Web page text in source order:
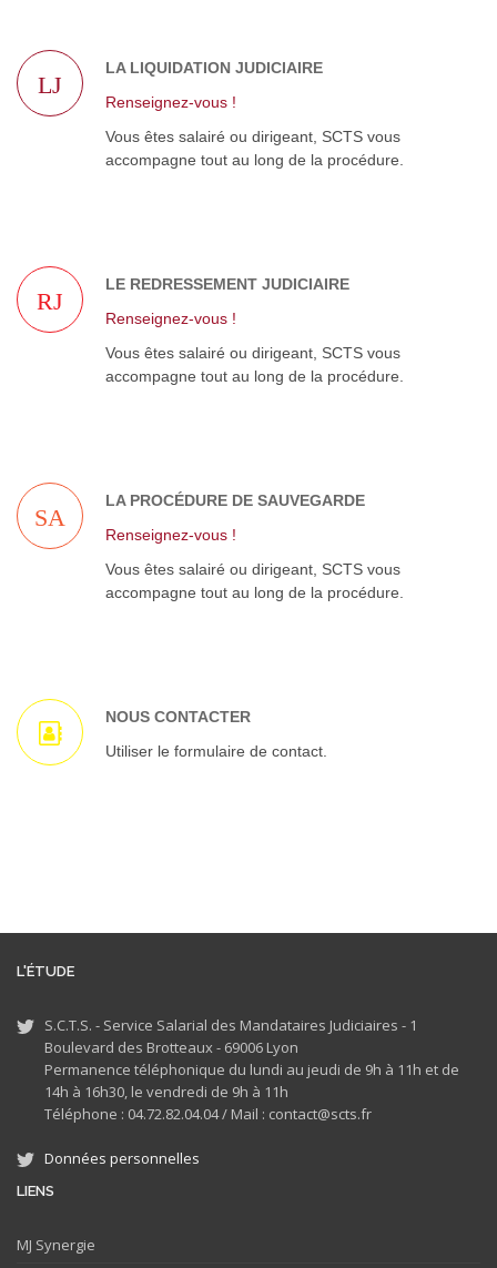
LA LIQUIDATION JUDICIAIRE
LJ
Renseignez-vous !
Vous êtes salairé ou dirigeant, SCTS vous
accompagne tout au long de la procédure.
LE REDRESSEMENT JUDICIAIRE
RJ
Renseignez-vous !
Vous êtes salairé ou dirigeant, SCTS vous
accompagne tout au long de la procédure.
LA PROCÉDURE DE SAUVEGARDE
SA
Renseignez-vous !
Vous êtes salairé ou dirigeant, SCTS vous
accompagne tout au long de la procédure.
NOUS CONTACTER
Utiliser le formulaire de contact.
L'ÉTUDE
S.C.T.S. - Service Salarial des Mandataires Judiciaires - 1
Boulevard des Brotteaux - 69006 Lyon
Permanence téléphonique du lundi au jeudi de 9h à 11h et de
14h à 16h30, le vendredi de 9h à 11h
Téléphone : 04.72.82.04.04 / Mail : contact@scts.fr
Données personnelles
LIENS
MJ Synergie